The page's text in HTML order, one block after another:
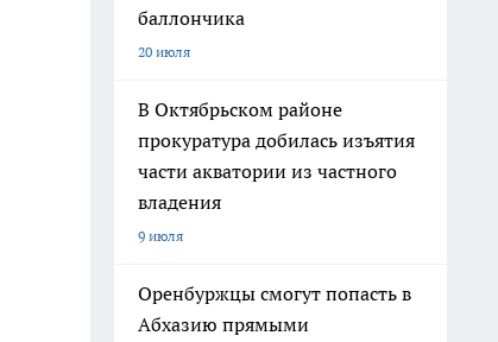
баллончика
20 июля
В Октябрьском районе
прокуратура добилась изъятия
части акватории из частного
владения
9 июля
Оренбуржцы смогут попасть в
Абхазию прямыми